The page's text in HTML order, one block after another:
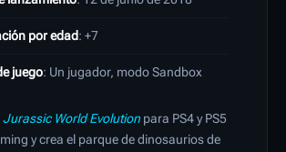
por edad: +7
juego: Un jugador, modo Sandbox
Jurassic World Evolution para PS4 y PS5
y crea el parque de dinosaurios de